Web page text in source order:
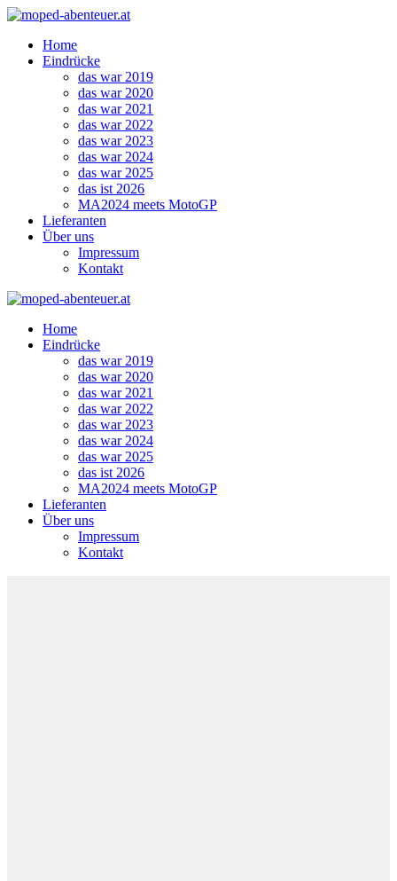
Zum
springenHome
Eindrücke
das war 2019
das war 2020
das war 2021
das war 2022
das war 2023
das war 2024
das war 2025
das ist 2026
MA2024 meets MotoGP
Lieferanten
Über uns
Impressum
Kontakt
Home
Eindrücke
das war 2019
das war 2020
das war 2021
das war 2022
das war 2023
das war 2024
das war 2025
das ist 2026
MA2024 meets MotoGP
Lieferanten
Über uns
Impressum
Kontakt